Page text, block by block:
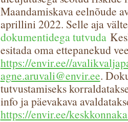
Maandamiskava eelnõude
aprillini 2022. Selle aja
dokumentidega tutvuda
esitada oma ettepanekud
https://envir.ee//
agne.aruvali@envir.ee.
tutvustamiseks
info ja päevakava
https://envir.ee/